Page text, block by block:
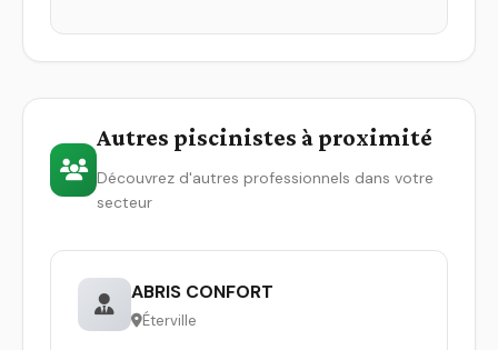
Autres piscinistes à proximité
Découvrez d'autres professionnels dans votre
secteur
ABRIS CONFORT
Éterville